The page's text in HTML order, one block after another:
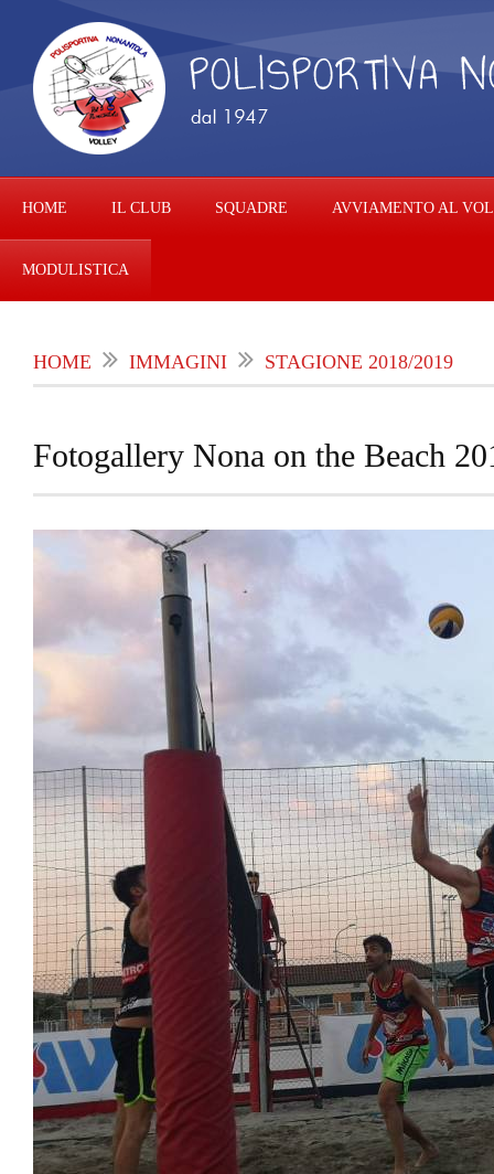
HOME IL CLUB SQUADRE AVVIAMENTO AL
MODULISTICA
HOME IMMAGINI STAGIONE 2018/2019
Fotogallery Nona on the Beach